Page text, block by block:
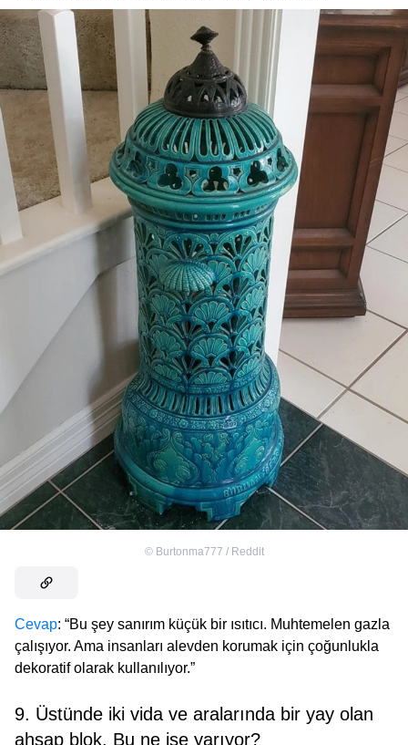
© Burtonma777 / Reddit
Cevap: “Bu şey sanırım küçük bir ısıtıcı. Muhtemelen gazla
çalışıyor. Ama insanları alevden korumak için çoğunlukla
dekoratif olarak kullanılıyor.”
9. Üstünde iki vida ve aralarında bir yay olan
ahşap blok. Bu ne işe yarıyor?